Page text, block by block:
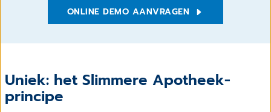
ONLINE DEMO AANVRAGEN
Uniek: het Slimmere Apotheek-
principe